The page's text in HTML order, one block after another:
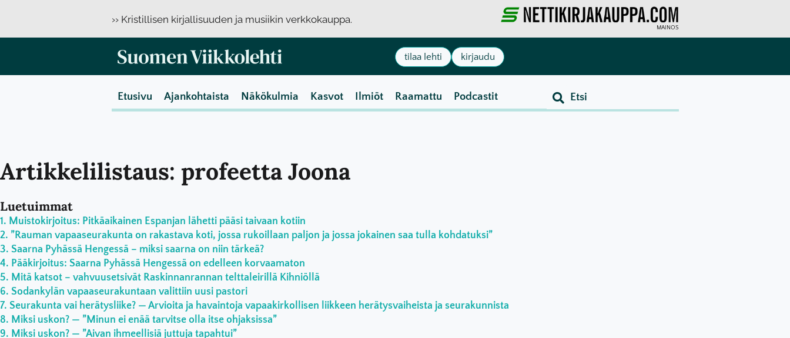
›› Kristillisen kirjallisuuden ja musiikin verkkokauppa.
MAINOS
tilaa lehti kirjaudu
Etusivu Ajankohtaista Näkökulmia Kasvot Ilmiöt Raamattu Podcastit
Artikkelilistaus: profeetta Joona
Luetuimmat
Muistokirjoitus: Pitkäaikainen Espanjan lähetti pääsi taivaan kotiin
”Rauman vapaaseurakunta on rakastava koti, jossa rukoillaan paljon ja jossa jokainen saa tulla kohdatuksi”
Saarna Pyhässä Hengessä – miksi saarna on niin tärkeä?
Pääkirjoitus: Saarna Pyhässä Hengessä on edelleen korvaamaton
Mitä katsot – vahvuusetsivät Raskinnanrannan telttaleirillä Kihniöllä
Sodankylän vapaaseurakuntaan valittiin uusi pastori
Seurakunta vai herätysliike? — Arvioita ja havaintoja vapaakirkollisen liikkeen herätysvaiheista ja seurakunnista
Miksi uskon? — ”Minun ei enää tarvitse olla itse ohjaksissa”
Miksi uskon? — ”Aivan ihmeellisiä juttuja tapahtui”